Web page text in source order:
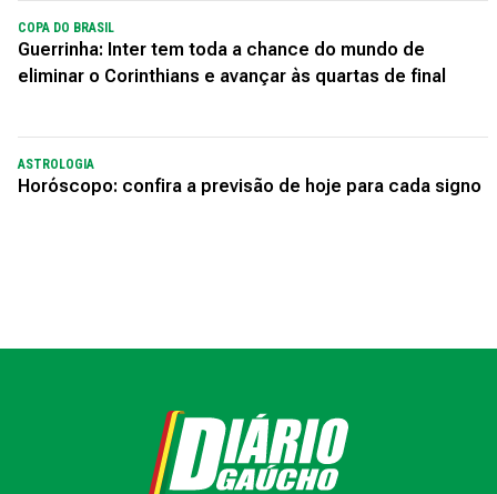
COPA DO BRASIL
Guerrinha: Inter tem toda a chance do mundo de
eliminar o Corinthians e avançar às quartas de final
ASTROLOGIA
Horóscopo: confira a previsão de hoje para cada signo